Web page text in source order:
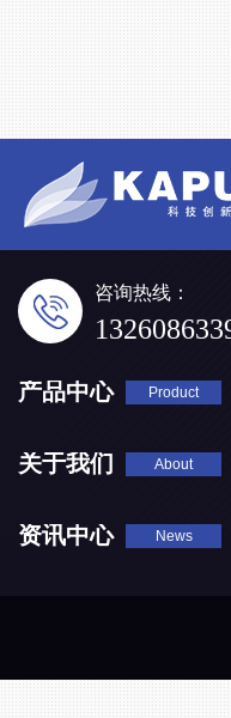
咨询热线：
产品中心 Product
关于我们 About
资讯中心 News